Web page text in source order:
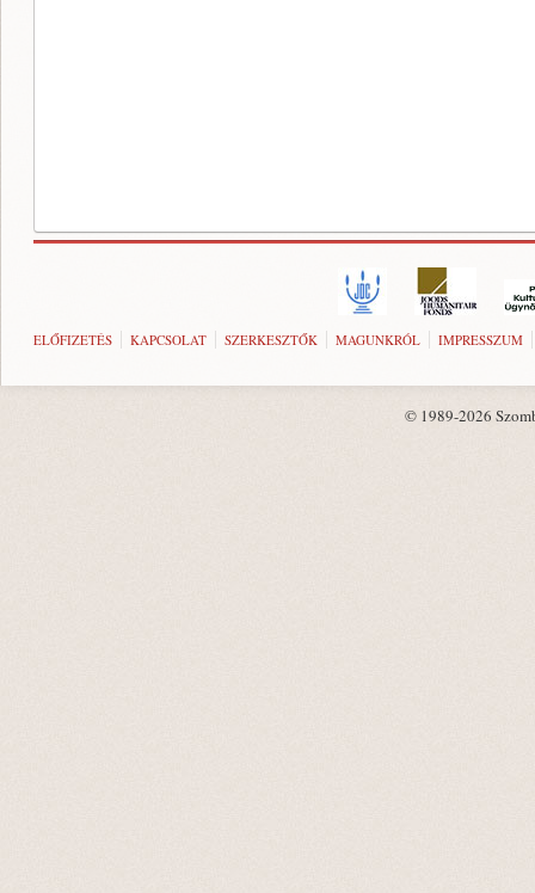
ELŐFIZETÉS KAPCSOLAT SZERKESZTŐK MAGUNKRÓL IMPRESSZUM
© 1989-2026